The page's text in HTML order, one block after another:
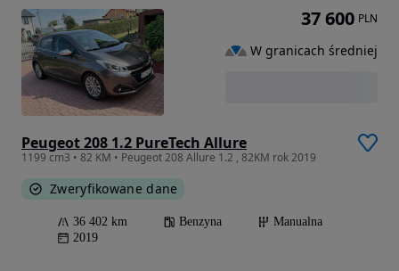
Peugeot 208 1.2 PureTech Allure
1199 cm3 • 82 KM • Peugeot 208 Allure 1.2 , 82KM rok 2019
Zweryfikowane dane
36 402 km Benzyna
Manualna
2019
37 600 PLN
W granicach średniej